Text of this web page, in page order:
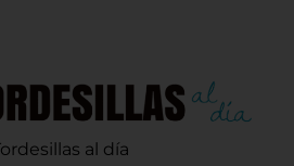
al día